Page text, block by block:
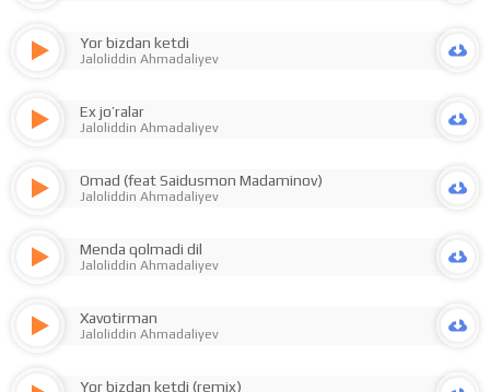
Yor bizdan ketdi
Jaloliddin Ahmadaliyev
Ex jo’ralar
Jaloliddin Ahmadaliyev
Omad (feat Saidusmon Madaminov)
Jaloliddin Ahmadaliyev
Menda qolmadi dil
Jaloliddin Ahmadaliyev
Xavotirman
Jaloliddin Ahmadaliyev
Yor bizdan ketdi (remix)